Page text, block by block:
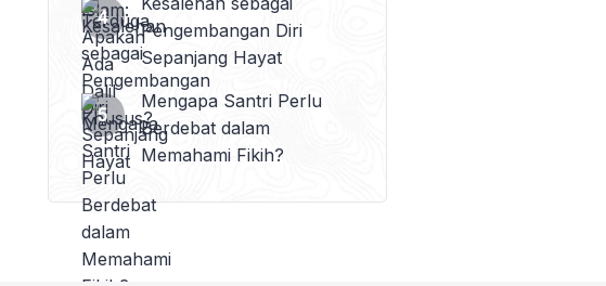
Pengembangan Diri
Sepanjang Hayat
Mengapa Santri Perlu
Berdebat dalam
Memahami Fikih?